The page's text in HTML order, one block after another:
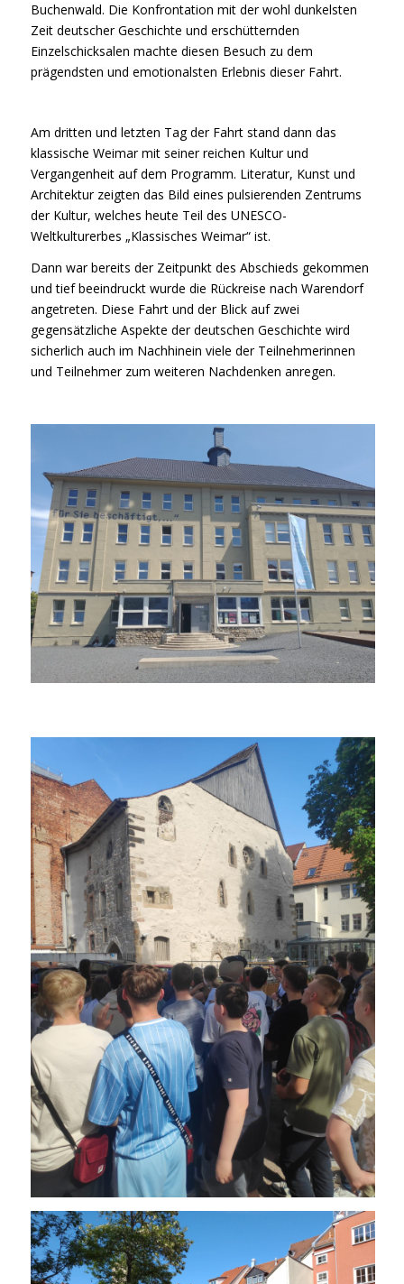
Buchenwald. Die Konfrontation mit der wohl dunkelsten
Zeit deutscher Geschichte und erschütternden
Einzelschicksalen machte diesen Besuch zu dem
prägendsten und emotionalsten Erlebnis dieser Fahrt.
Am dritten und letzten Tag der Fahrt stand dann das
klassische Weimar mit seiner reichen Kultur und
Vergangenheit auf dem Programm. Literatur, Kunst und
Architektur zeigten das Bild eines pulsierenden Zentrums
der Kultur, welches heute Teil des UNESCO-
Weltkulturerbes „Klassisches Weimar“ ist.
Dann war bereits der Zeitpunkt des Abschieds gekommen
und tief beeindruckt wurde die Rückreise nach Warendorf
angetreten. Diese Fahrt und der Blick auf zwei
gegensätzliche Aspekte der deutschen Geschichte wird
sicherlich auch im Nachhinein viele der Teilnehmerinnen
und Teilnehmer zum weiteren Nachdenken anregen.